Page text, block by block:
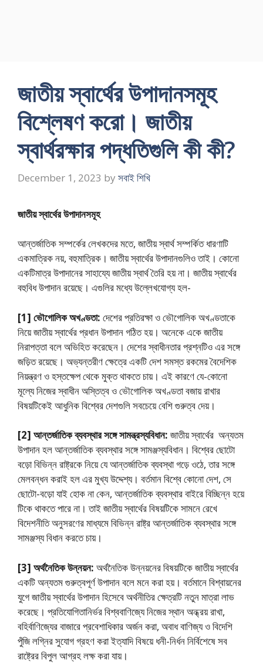
জাতীয় স্বার্থের উপাদানসমূহ
বিশ্লেষণ করো। জাতীয়
স্বার্থরক্ষার পদ্ধতিগুলি কী কী?
December 1, 2023 by সবাই শিখি
জাতীয় স্বার্থের উপাদানসমূহ
আন্তর্জাতিক সম্পর্কের লেখকদের মতে, জাতীয় স্বার্থ সম্পর্কিত ধারণাটি
একমাত্রিক নয়, বহুমাত্রিক। জাতীয় স্বার্থের উপাদানগুলিও তাই। কোনো
একটিমাত্র উপাদানের সাহায্যে জাতীয় স্বার্থ তৈরি হয় না। জাতীয় স্বার্থের
বহুবিধ উপাদান রয়েছে। এগুলির মধ্যে উল্লেখযোগ্য হল-
[1] ভৌগোলিক অখণ্ডতা: দেশের প্রতিরক্ষা ও ভৌগোলিক অখণ্ডতাকে
নিয়ে জাতীয় স্বার্থের প্রধান উপাদান গঠিত হয়। অনেকে একে জাতীয়
নিরাপত্তা বলে অভিহিত করেছেন। দেশের স্বাধীনতার প্রশ্নটিও এর সঙ্গে
জড়িত রয়েছে। অভ্যন্তরীণ ক্ষেত্রে একটি দেশ সমস্ত রকমের বৈদেশিক
নিয়ন্ত্রণ ও হস্তক্ষেপ থেকে মুক্ত থাকতে চায়। এই কারণে যে-কোনো
মূল্যে নিজের স্বাধীন অস্তিত্ব ও ভৌগোলিক অখণ্ডতা বজায় রাখার
বিষয়টিকেই আধুনিক বিশ্বের দেশগুলি সবচেয়ে বেশি গুরুত্ব দেয়।
[2] আন্তর্জাতিক ব্যবস্থার সঙ্গে সামন্ত্রস্যবিধান: জাতীয় স্বার্থের অন্যতম
উপাদান হল আন্তর্জাতিক ব্যবস্থার সঙ্গে সামঞ্জস্যবিধান। বিশ্বের ছোটো
বড়ো বিভিন্ন রাষ্ট্রকে নিয়ে যে আন্তর্জাতিক ব্যবস্থা গড়ে ওঠে, তার সঙ্গে
মেলবন্ধন করাই হল এর মুখ্য উদ্দেশ্য। বর্তমান বিশ্বে কোনো দেশ, সে
ছোটো-বড়ো যাই হোক না কেন, আন্তর্জাতিক ব্যবস্থার বাইরে বিচ্ছিন্ন হয়ে
টিকে থাকতে পারে না। তাই জাতীয় স্বার্থের বিষয়টিকে সামনে রেখে
বিদেশনীতি অনুসরণের মাধ্যমে বিভিন্ন রাষ্ট্র আন্তর্জাতিক ব্যবস্থার সঙ্গে
সামঞ্জস্য বিধান করতে চায়।
[3] অর্থনৈতিক উন্নয়ন: অর্থনৈতিক উন্নয়নের বিষয়টিকে জাতীয় স্বার্থের
একটি অন্যতম গুরুত্বপূর্ণ উপাদান বলে মনে করা হয়। বর্তমানে বিশ্বায়নের
যুগে জাতীয় স্বার্থের উপাদান হিসেবে অর্থনীতির ক্ষেত্রটি নতুন মাত্রা লাভ
করেছে। প্রতিযোগিতানির্ভর বিশ্ববাণিজ্যে নিজের স্থান অন্ধ্রয় রাখা,
বহির্বাণিজ্যের বাজারে প্রবেশাধিকার অর্জন করা, অবাধ বাণিজ্য ও বিদেশি
পুঁজি লগ্নির সুযোগ গ্রহণ করা ইত্যাদি বিষয়ে ধনী-নির্ধন নির্বিশেষে সব
রাষ্ট্রের বিপুল আগ্রহ লক্ষ করা যায়।